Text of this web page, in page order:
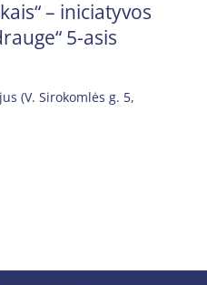
– iniciatyvos
5-asis
(V. Sirokomlės g. 5,